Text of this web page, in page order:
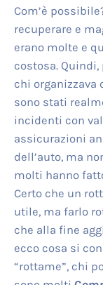
Com’è
recuperare e
erano molte e
costosa.
chi organizzava
sono stati
incidenti con
assicurazioni
dell’auto, ma
molti hanno
Certo che un
utile, ma farlo
che alla fine
ecco cosa si
“rottame”, chi